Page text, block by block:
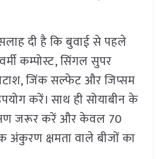
दी है कि बुवाई से पहले
कम्पोस्ट, सिंगल सुपर
जिंक सल्फेट और जिप्सम
करें। साथ ही सोयाबीन के
जरूर करें और केवल 70
अंकुरण क्षमता वाले बीजों का